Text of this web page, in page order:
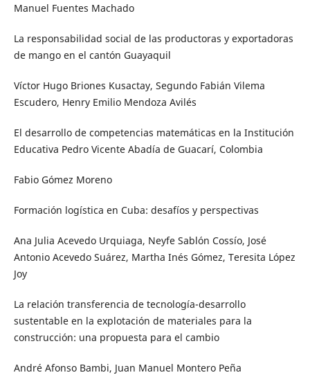
Manuel Fuentes Machado
La responsabilidad social de las productoras y exportadoras
de mango en el cantón Guayaquil
Víctor Hugo Briones Kusactay, Segundo Fabián Vilema
Escudero, Henry Emilio Mendoza Avilés
El desarrollo de competencias matemáticas en la Institución
Educativa Pedro Vicente Abadía de Guacarí, Colombia
Fabio Gómez Moreno
Formación logística en Cuba: desafíos y perspectivas
Ana Julia Acevedo Urquiaga, Neyfe Sablón Cossío, José
Antonio Acevedo Suárez, Martha Inés Gómez, Teresita López
Joy
La relación transferencia de tecnología-desarrollo
sustentable en la explotación de materiales para la
construcción: una propuesta para el cambio
André Afonso Bambi, Juan Manuel Montero Peña